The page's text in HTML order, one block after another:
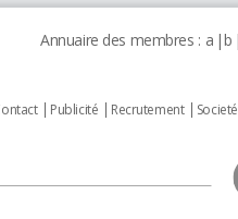
Annuaire des membres : a b
Publicité Recrutement Societé